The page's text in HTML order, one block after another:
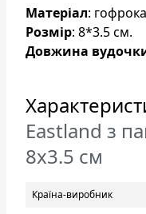
Матеріал:
Розмір: 8*3.5 см.
Довжина
Eastland з
8х3.5 см
Країна-виробник